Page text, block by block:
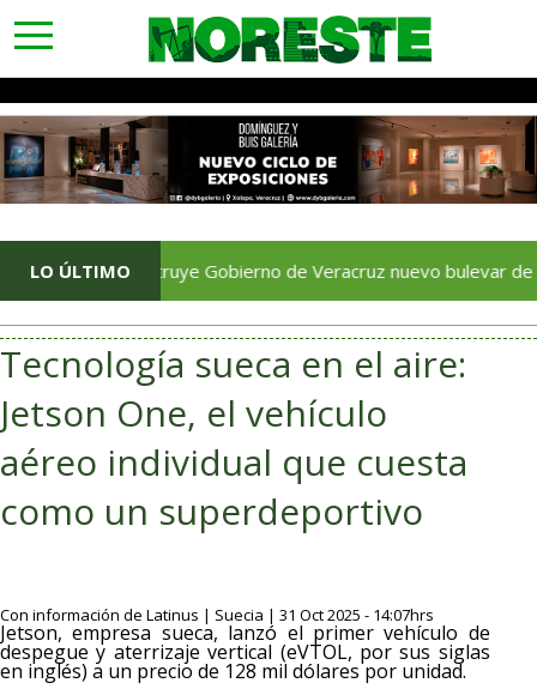
toggle
navigation
LO ÚLTIMO
​Construye Gobierno de Veracruz nuevo bulevar de cuatro
Tecnología sueca en el aire:
Jetson One, el vehículo
aéreo individual que cuesta
como un superdeportivo
Con información de Latinus | Suecia | 31 Oct 2025 - 14:07hrs
Jetson, empresa sueca, lanzó el primer vehículo de
despegue y aterrizaje vertical (eVTOL, por sus siglas
en inglés) a un precio de 128 mil dólares por unidad.